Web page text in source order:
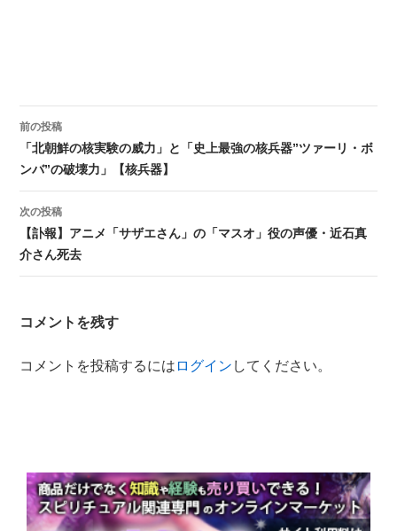
投稿ナビゲーション
前の投稿
「北朝鮮の核実験の威力」と「史上最強の核兵器”ツァーリ・ボ
ンバ”の破壊力」【核兵器】
次の投稿
【訃報】アニメ「サザエさん」の「マスオ」役の声優・近石真
介さん死去
コメントを残す
コメントを投稿するには ログイン してください。